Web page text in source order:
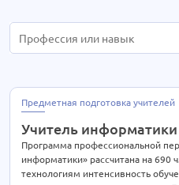
HR и управление персоналом
Бухгалтерия
Высший менеджмент
Предметная подготовка учителей
Учитель информатики
Программа профессиональной
информатики» рассчитана на 690
технологиям интенсивность